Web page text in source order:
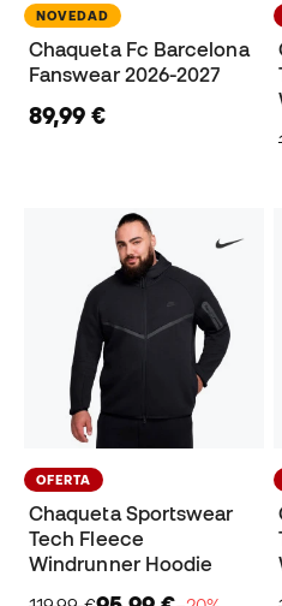
NOVEDAD
Chaqueta Fc Barcelona
Fanswear 2026-2027
89,99 €
OFERTA
Chaqueta Sportswear
Tech Fleece
Windrunner Hoodie